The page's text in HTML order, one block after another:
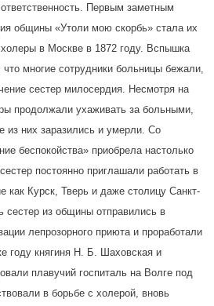
Первым заметным
общины «Утоли мою скорбь» стала их
в Москве в 1872 году. Вспышка
многие сотрудники больницы бежали,
сестер милосердия. Несмотря на
продолжали ухаживать за больными,
из них заразились и умерли. Со
беспокойства» приобрела настолько
постоянно приглашали работать в
как Курск, Тверь и даже столицу Санкт-
сестер из общины отправились в
лепрозорного приюта и проработали
году княгиня Н. Б. Шаховская и
плавучий госпиталь на Волге под
в борьбе с холерой, вновь